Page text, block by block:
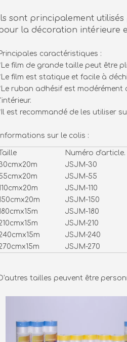
Ils sont principalement
la décoration intérieure
caractéristiques :
film de grande taille peut être
film est statique et facile à
ruban adhésif est modérément
est recommandé de les utiliser
Informations sur le colis :
Taille Numéro d'article.
JSJM-30
JSJM-55
JSJM-110
JSJM-150
JSJM-180
JSJM-210
JSJM-240
JSJM-270
D'autres tailles peuvent être